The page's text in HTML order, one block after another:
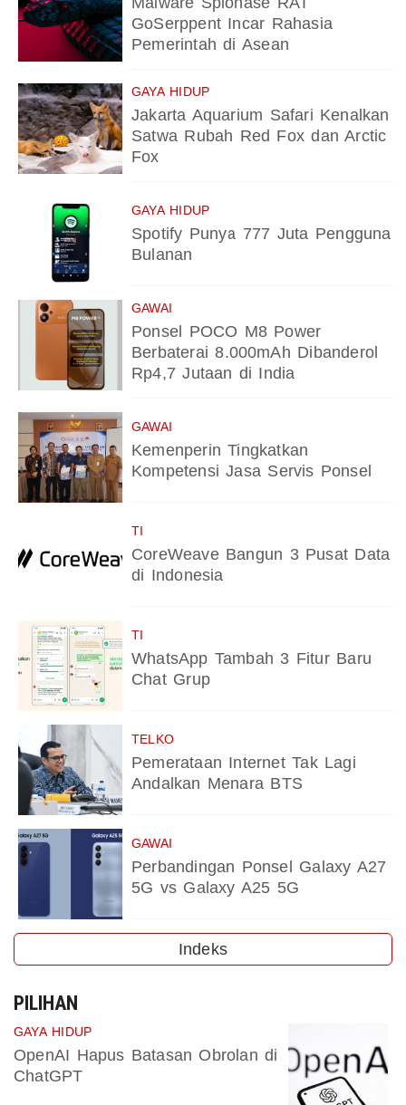
GoSerppent Incar Rahasia
Pemerintah di Asean
GAYA HIDUP
Jakarta Aquarium Safari Kenalkan
Satwa Rubah Red Fox dan Arctic
Fox
GAYA HIDUP
Spotify Punya 777 Juta Pengguna
Bulanan
GAWAI
Ponsel POCO M8 Power
Berbaterai 8.000mAh Dibanderol
Rp4,7 Jutaan di India
GAWAI
Kemenperin Tingkatkan
Kompetensi Jasa Servis Ponsel
TI
CoreWeave Bangun 3 Pusat Data
di Indonesia
TI
WhatsApp Tambah 3 Fitur Baru
Chat Grup
TELKO
Pemerataan Internet Tak Lagi
Andalkan Menara BTS
GAWAI
Perbandingan Ponsel Galaxy A27
5G vs Galaxy A25 5G
Indeks
PILIHAN
GAYA HIDUP
OpenAI Hapus Batasan Obrolan di
ChatGPT